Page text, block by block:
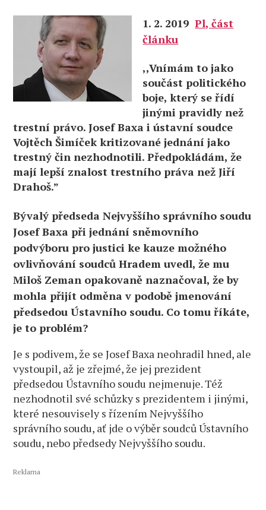
1. 2. 2019Pl, část
článku
,,Vnímám to jako
součást politického
boje, který se řídí
jinými pravidly než
trestní právo. Josef Baxa i ústavní soudce
Vojtěch Šimíček kritizované jednání jako
trestný čin nezhodnotili. Předpokládám, že
mají lepší znalost trestního práva než Jiří
Drahoš.”
Bývalý předseda Nejvyššího správního soudu
Josef Baxa při jednání sněmovního
podvýboru pro justici ke kauze možného
ovlivňování soudců Hradem uvedl, že mu
Miloš Zeman opakovaně naznačoval, že by
mohla přijít odměna v podobě jmenování
předsedou Ústavního soudu. Co tomu říkáte,
je to problém?
Je s podivem, že se Josef Baxa neohradil hned, ale
vystoupil, až je zřejmé, že jej prezident
předsedou Ústavního soudu nejmenuje. Též
nezhodnotil své schůzky s prezidentem i jinými,
které nesouvisely s řízením Nejvyššího
správního soudu, ať jde o výběr soudců Ústavního
soudu, nebo předsedy Nejvyššího soudu.
Reklama